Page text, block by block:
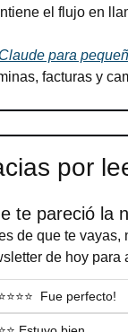
el flujo en
para
facturas y
por
te pareció la
de que te vayas,
de hoy para
Fue perfecto!